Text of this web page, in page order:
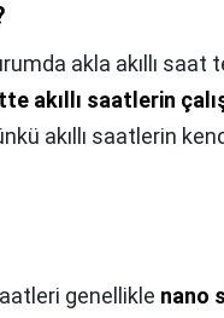
akla akıllı saat
akıllı saatlerin
akıllı saatlerin
genellikle nano